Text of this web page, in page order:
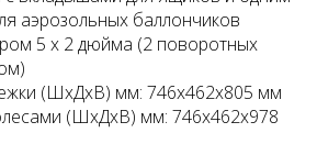
аэрозольных баллончиков
5 x 2 дюйма (2 поворотных
(ШхДхВ) мм: 746x462x805 мм
(ШхДхВ) мм: 746x462x978